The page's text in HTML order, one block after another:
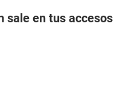
sale en tus accesos